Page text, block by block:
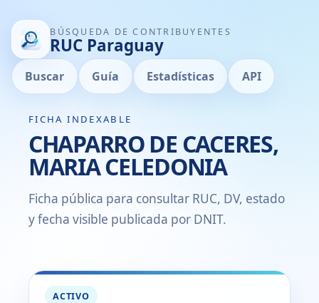
BÚSQUEDA DE CONTRIBUYENTES
RUC Paraguay
Buscar Guía Estadísticas API
FICHA INDEXABLE
CHAPARRO DE CACERES,
MARIA CELEDONIA
Ficha pública para consultar RUC, DV, estado
y fecha visible publicada por DNIT.
ACTIVO